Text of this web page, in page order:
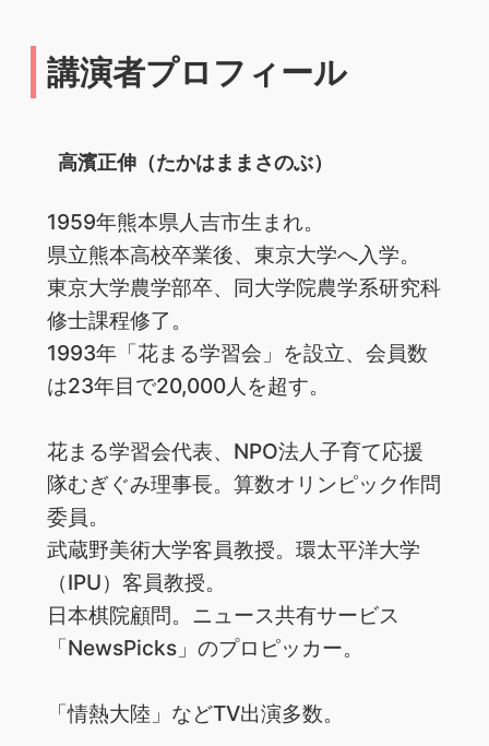
講演者プロフィール
高濱正伸（たかはままさのぶ）
1959年熊本県人吉市生まれ。
県立熊本高校卒業後、東京大学へ入学。
東京大学農学部卒、同大学院農学系研究科
修士課程修了。
1993年「花まる学習会」を設立、会員数
は23年目で20,000人を超す。
花まる学習会代表、NPO法人子育て応援
隊むぎぐみ理事長。算数オリンピック作問
委員。
武蔵野美術大学客員教授。環太平洋大学
（IPU）客員教授。
日本棋院顧問。ニュース共有サービス
「NewsPicks」のプロピッカー。
「情熱大陸」などTV出演多数。